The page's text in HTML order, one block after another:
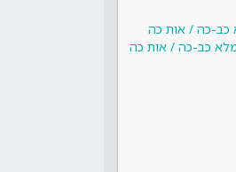
כב-כה / אות כה
כב-כה / אות כה